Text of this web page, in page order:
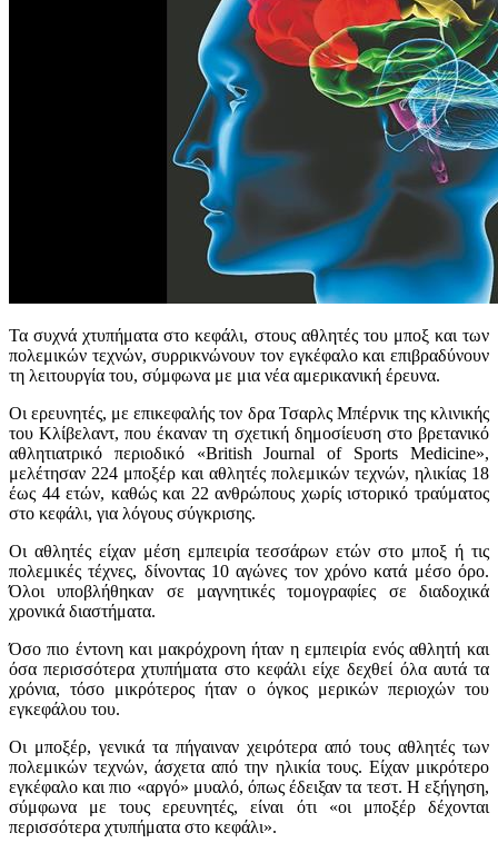
Τα συχνά χτυπήματα στο κεφάλι, στους αθλητές του μποξ και των
πολεμικών τεχνών, συρρικνώνουν τον εγκέφαλο και επιβραδύνουν
τη λειτουργία του, σύμφωνα με μια νέα αμερικανική έρευνα.
Οι ερευνητές, με επικεφαλής τον δρα Τσαρλς Μπέρνικ της κλινικής
του Κλίβελαντ, που έκαναν τη σχετική δημοσίευση στο βρετανικό
αθλητιατρικό περιοδικό «British Journal of Sports Medicine»,
μελέτησαν 224 μποξέρ και αθλητές πολεμικών τεχνών, ηλικίας 18
έως 44 ετών, καθώς και 22 ανθρώπους χωρίς ιστορικό τραύματος
στο κεφάλι, για λόγους σύγκρισης.
Οι αθλητές είχαν μέση εμπειρία τεσσάρων ετών στο μποξ ή τις
πολεμικές τέχνες, δίνοντας 10 αγώνες τον χρόνο κατά μέσο όρο.
Όλοι υποβλήθηκαν σε μαγνητικές τομογραφίες σε διαδοχικά
χρονικά διαστήματα.
Όσο πιο έντονη και μακρόχρονη ήταν η εμπειρία ενός αθλητή και
όσα περισσότερα χτυπήματα στο κεφάλι είχε δεχθεί όλα αυτά τα
χρόνια, τόσο μικρότερος ήταν ο όγκος μερικών περιοχών του
εγκεφάλου του.
Οι μποξέρ, γενικά τα πήγαιναν χειρότερα από τους αθλητές των
πολεμικών τεχνών, άσχετα από την ηλικία τους. Είχαν μικρότερο
εγκέφαλο και πιο «αργό» μυαλό, όπως έδειξαν τα τεστ. Η εξήγηση,
σύμφωνα με τους ερευνητές, είναι ότι «οι μποξέρ δέχονται
περισσότερα χτυπήματα στο κεφάλι».